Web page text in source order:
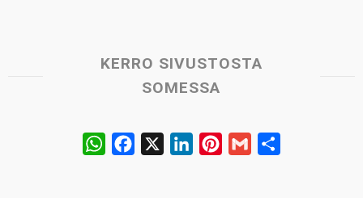
KERRO SIVUSTOSTA
SOMESSA
W